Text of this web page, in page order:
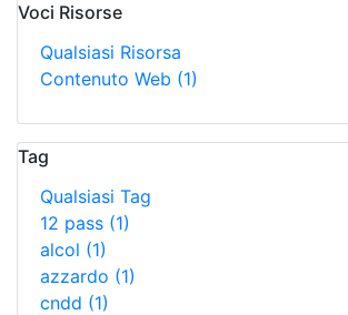
Voci Risorse
Qualsiasi Risorsa
Contenuto Web (1)
Tag
Qualsiasi Tag
12 pass (1)
alcol (1)
azzardo (1)
cndd (1)